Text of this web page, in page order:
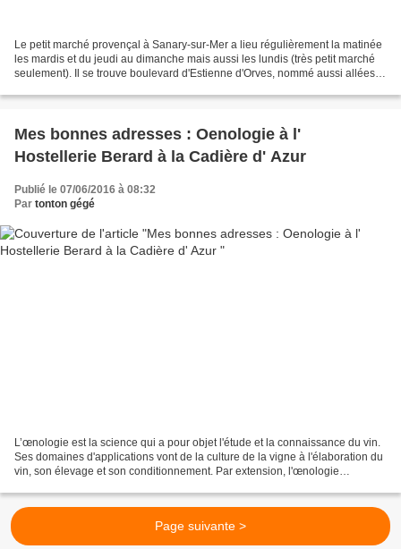
Le petit marché provençal à Sanary-sur-Mer a lieu régulièrement la matinée
les mardis et du jeudi au dimanche mais aussi les lundis (très petit marché
seulement). Il se trouve boulevard d'Estienne d'Orves, nommé aussi allées
Mes bonnes adresses : Oenologie à l'
Hostellerie Berard à la Cadière d' Azur
Publié le 07/06/2016 à 08:32
Par tonton gégé
L’œnologie est la science qui a pour objet l'étude et la connaissance du vin.
Ses domaines d'applications vont de la culture de la vigne à l'élaboration du
vin, son élevage et son conditionnement. Par extension, l'œnologie
Page suivante >